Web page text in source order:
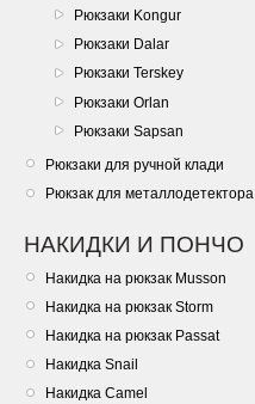
Рюкзаки Kongur
Рюкзаки Dalar
Рюкзаки Terskey
Рюкзаки Orlan
Рюкзаки Sapsan
Рюкзаки для ручной клади
Рюкзак для металлодетектора
НАКИДКИ И ПОНЧО
Накидка на рюкзак Musson
Накидка на рюкзак Storm
Накидка на рюкзак Passat
Накидка Snail
Накидка Camel